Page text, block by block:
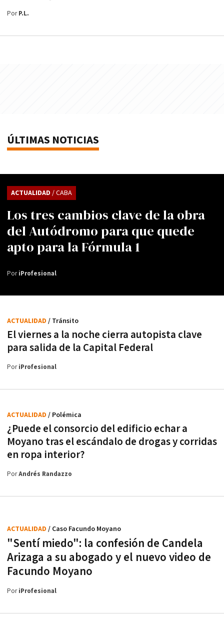
PorP.L.
ÚLTIMAS NOTICIAS
Los tres cambios clave de la obra
del Autódromo para que quede
apto para la Fórmula 1
ACTUALIDAD / CABA
PoriProfesional
El viernes a la noche cierra autopista clave
para salida de la Capital Federal
ACTUALIDAD / Tránsito
PoriProfesional
¿Puede el consorcio del edificio echar a
Moyano tras el escándalo de drogas y corridas
en ropa interior?
ACTUALIDAD / Polémica
PorAndrés Randazzo
"Sentí miedo": la confesión de Candela
Arizaga a su abogado y el nuevo video de
Facundo Moyano
ACTUALIDAD / Caso Facundo Moyano
PoriProfesional